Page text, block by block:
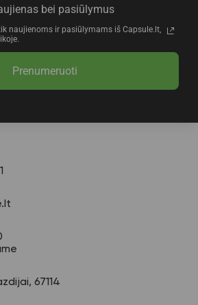
bei pasiūlymus
naujienoms ir pasiūlymams iš Capsule.lt,
Prenumeruoti
67114